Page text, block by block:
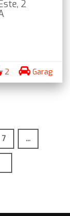
2
2 Garag
7 ...